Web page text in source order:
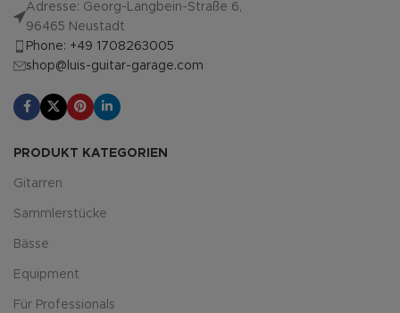
Adresse: Georg-Langbein-Straße 6,
96465 Neustadt
Phone: +49 1708263005
shop@luis-guitar-garage.com
PRODUKT KATEGORIEN
Gitarren
Sammlerstücke
Bässe
Equipment
Für Professionals